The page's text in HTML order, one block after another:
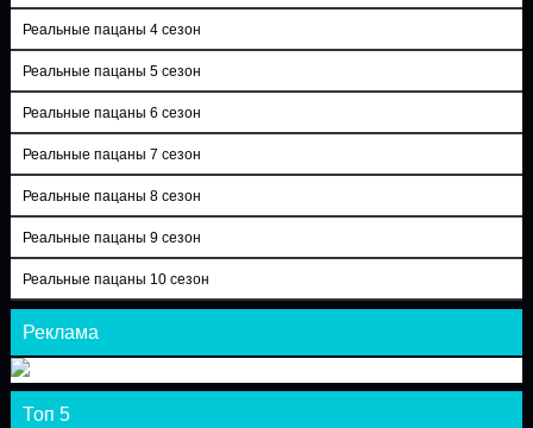
Реальные пацаны 4 сезон
Реальные пацаны 5 сезон
Реальные пацаны 6 сезон
Реальные пацаны 7 сезон
Реальные пацаны 8 сезон
Реальные пацаны 9 сезон
Реальные пацаны 10 сезон
Реклама
Топ 5